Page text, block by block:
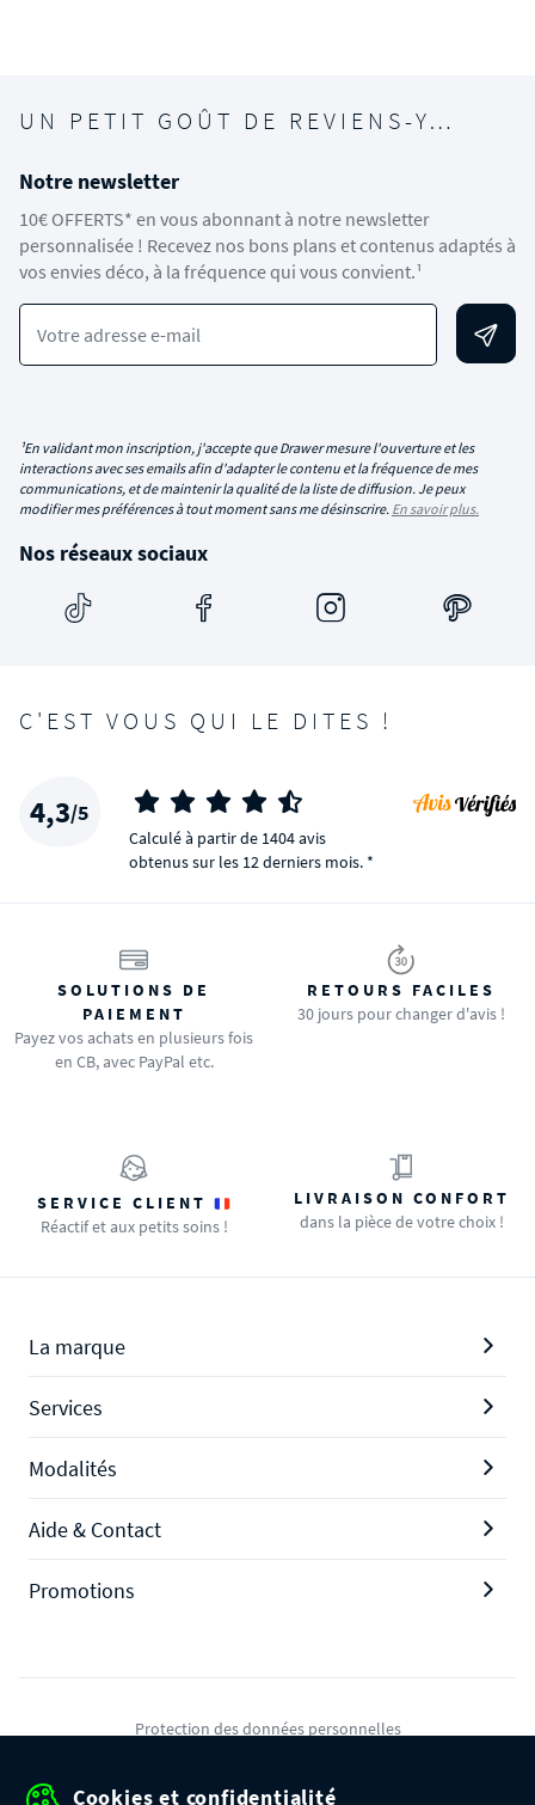
UN PETIT GOÛT DE REVIENS-Y…
Notre newsletter
10€ OFFERTS* en vous abonnant à notre newsletter
personnalisée ! Recevez nos bons plans et contenus adaptés à
vos envies déco, à la fréquence qui vous convient.¹
Votre adresse e-mail
¹En validant mon inscription, j'accepte que Drawer mesure l'ouverture et les
interactions avec ses emails afin d'adapter le contenu et la fréquence de mes
communications, et de maintenir la qualité de la liste de diffusion. Je peux
modifier mes préférences à tout moment sans me désinscrire. En savoir plus.
Nos réseaux sociaux
C'EST VOUS QUI LE DITES !
4,3/5
Calculé à partir de 1404 avis
obtenus sur les 12 derniers mois. *
SOLUTIONS DE
PAIEMENT
Payez vos achats en plusieurs fois
en CB, avec PayPal etc.
RETOURS FACILES
30 jours pour changer d'avis !
SERVICE CLIENT
Réactif et aux petits soins !
LIVRAISON CONFORT
dans la pièce de votre choix !
La marque
Services
Modalités
Aide & Contact
Promotions
Protection des données personnelles
Cookies et confidentialité